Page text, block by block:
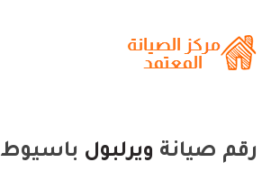
رقم صيانة ويرلبول باسيوط